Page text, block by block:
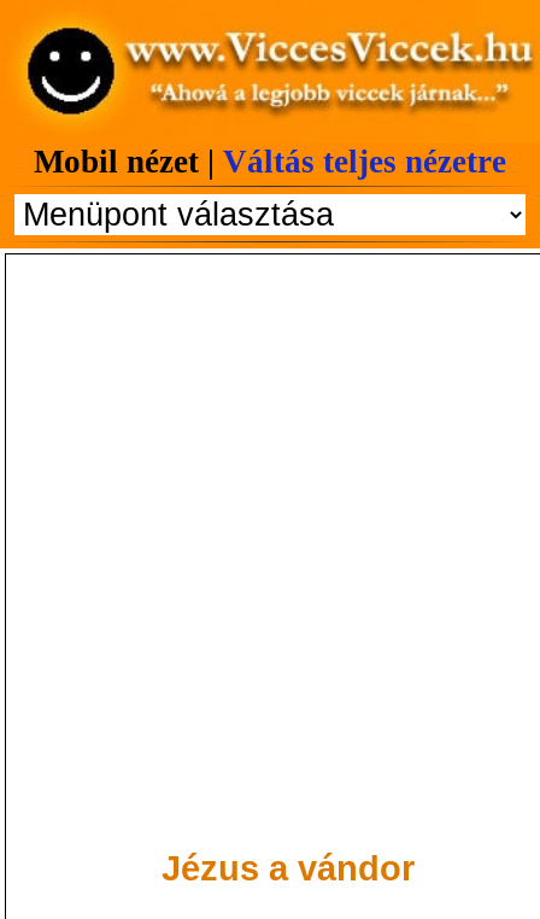
Mobil nézet | Váltás teljes nézetre
Jézus a vándor